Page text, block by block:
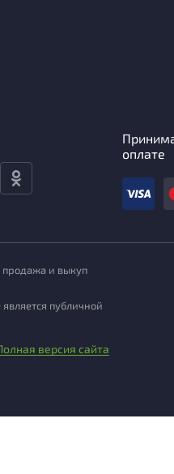
оплате
и выкуп
публичной
версия сайта